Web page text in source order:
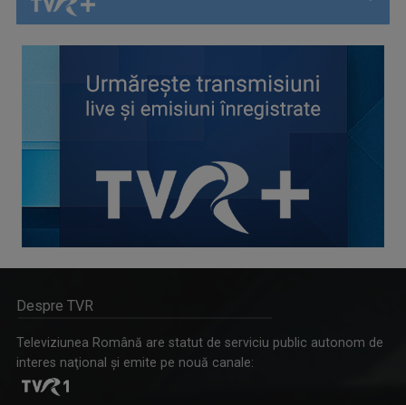
Despre TVR
Televiziunea Română are statut de serviciu public autonom de
interes naţional şi emite pe nouă canale: